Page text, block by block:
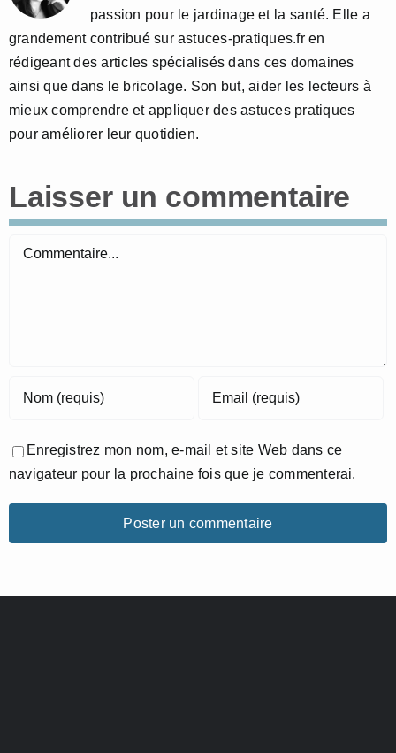
passion pour le jardinage et la santé. Elle a
grandement contribué sur astuces-pratiques.fr en
rédigeant des articles spécialisés dans ces domaines
ainsi que dans le bricolage. Son but, aider les lecteurs à
mieux comprendre et appliquer des astuces pratiques
pour améliorer leur quotidien.
Laisser un commentaire
Commentaire
Enregistrez mon nom, e-mail et site Web dans ce
navigateur pour la prochaine fois que je commenterai.